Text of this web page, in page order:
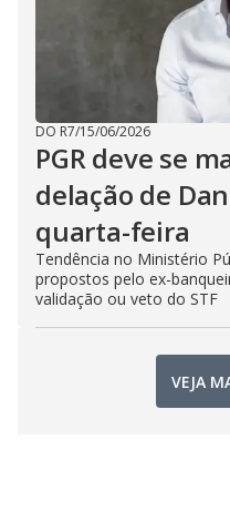
DO R7/15/06/2026
PGR deve se
delação de
quarta-feira
Tendência no Ministério
propostos pelo ex-
validação ou veto do STF
VEJA